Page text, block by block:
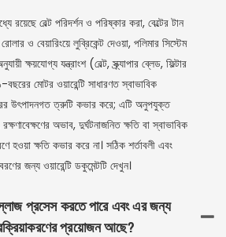
রয়েছে বেল্ট পরিদর্শন ও পরিষ্কার করা, বেল্টের টান
ও বেয়ারিংয়ে লুব্রিকেন্ট দেওয়া, পলিমার সিস্টেম
ক্ষয়যোগ্য যন্ত্রাংশ (বেল্ট, স্ক্র্যাপার ব্লেড, ফিল্টার
মোটর ওয়ারেন্টি সাধারণত স্বাভাবিক
উৎপাদনগত ত্রুটি কভার করে; এটি অনুপযুক্ত
অভাব, দুর্ঘটনাজনিত ক্ষতি বা স্বাভাবিক
হওয়া ক্ষতি কভার করে না। সঠিক শর্তাবলী এবং
জন্য ওয়ারেন্টি ডকুমেন্টটি দেখুন।
প্রসেস করতে পারে এবং এর জন্য
প্রয়োজন আছে?